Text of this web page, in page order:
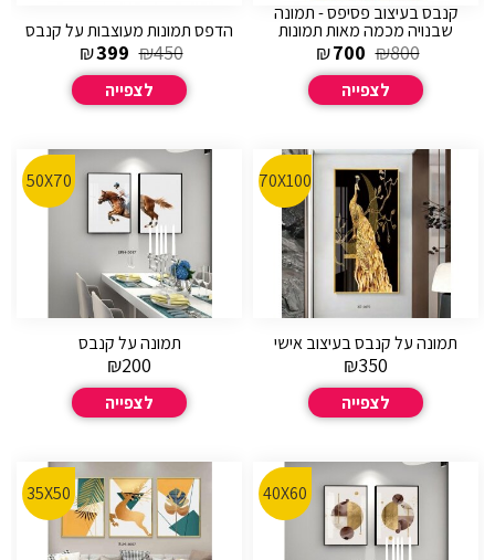
קנבס בעיצוב פסיפס - תמונה
שבנויה מכמה מאות תמונות
₪700 ₪800
לצפייה
הדפס תמונות מעוצבות על קנבס
₪399 ₪450
לצפייה
70X100
תמונה על קנבס בעיצוב אישי
₪350
לצפייה
50X70
תמונה על קנבס
₪200
לצפייה
40X60
35X50